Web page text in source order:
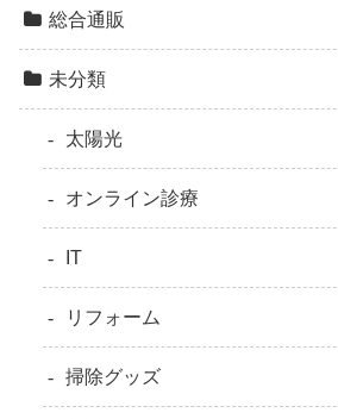
総合通販
未分類
太陽光
オンライン診療
IT
リフォーム
掃除グッズ